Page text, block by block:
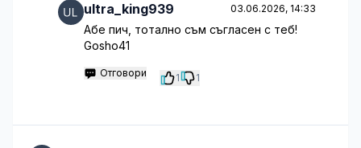
ultra_king939 03.06.2026, 14:33
Абе пич, тотално съм съгласен с теб!
Gosho41
Отговори 1 1